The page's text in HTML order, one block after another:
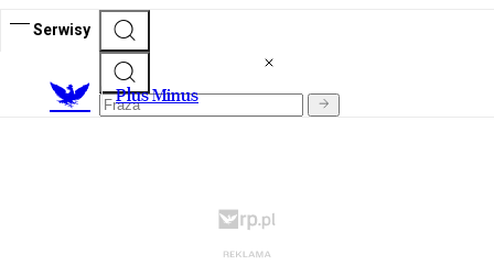
Serwisy
Plus Minus